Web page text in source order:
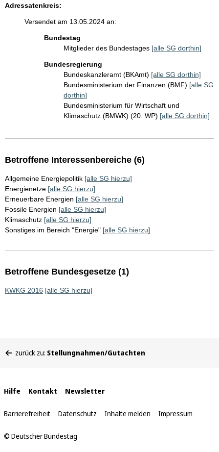
Adressatenkreis:
Versendet am 13.05.2024 an:
Bundestag
Mitglieder des Bundestages [alle SG dorthin]
Bundesregierung
Bundeskanzleramt (BKAmt) [alle SG dorthin]
Bundesministerium der Finanzen (BMF) [alle SG
dorthin]
Bundesministerium für Wirtschaft und
Klimaschutz (BMWK) (20. WP) [alle SG dorthin]
Betroffene Interessenbereiche (6)
Allgemeine Energiepolitik [alle SG hierzu]
Energienetze [alle SG hierzu]
Erneuerbare Energien [alle SG hierzu]
Fossile Energien [alle SG hierzu]
Klimaschutz [alle SG hierzu]
Sonstiges im Bereich "Energie" [alle SG hierzu]
Betroffene Bundesgesetze (1)
KWKG 2016 [alle SG hierzu]
befinden
zurück zu: Stellungnahmen/Gutachten
Interne
Links
Hilfe Kontakt Newsletter
Barrierefreiheit Datenschutz Inhalte melden Impressum
© Deutscher Bundestag